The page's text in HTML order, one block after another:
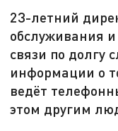
23-летний
обслуживания
связи по долгу
информации о
ведёт
этом другим